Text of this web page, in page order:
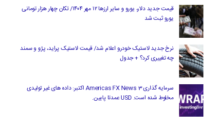
قیمت جدید دلار، یورو و سایر ارزها ۱۲ مهر ۱۴۰۴/ تکان چهار هزار تومانی
یورو ثبت شد
نرخ جدید لاستیک خودرو اعلام شد/ قیمت لاستیک پراید، پژو و سمند
چه تغییری کرد؟ + جدول
سرمایه گذاری Americas FX News 3 اکتبر: داده های غیر تولیدی
مخلوط شده است. USD عمدتا پایین.